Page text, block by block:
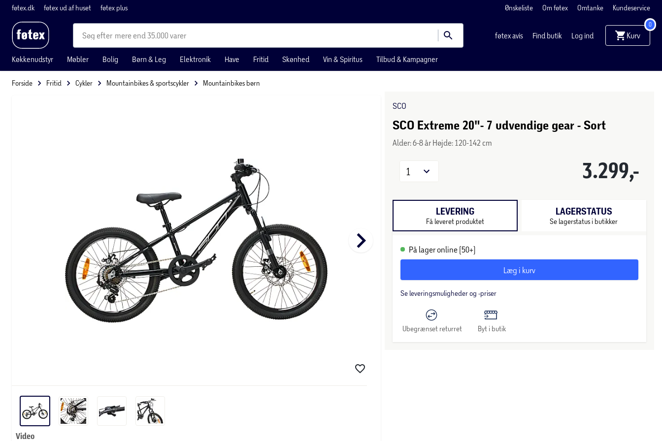
føtex.dk føtex ud af huset føtex plus Ønskeliste Om føtex Omtanke Kundeservice
mere end 35.000 varer føtex avis Find butik Log ind Kurv
0
Køkkenudstyr Møbler Bolig Børn & Leg Elektronik Have Fritid Skønhed Vin & Spiritus Tilbud & Kampagner
Forside Fritid Cykler Mountainbikes & sportscykler Mountainbikes børn
keyboard_arrow_right
Video
SCO
SCO Extreme 20"- 7 udvendige gear - Sort
Alder: 6-8 år Højde: 120-142 cm
3.299,-
1
LEVERING
Få leveret produktet
LAGERSTATUS
Se lagerstatus i butikker
På lager online (50+)
Læg i kurv
Se leveringsmuligheder og -priser
Ubegrænset returret Byt i butik